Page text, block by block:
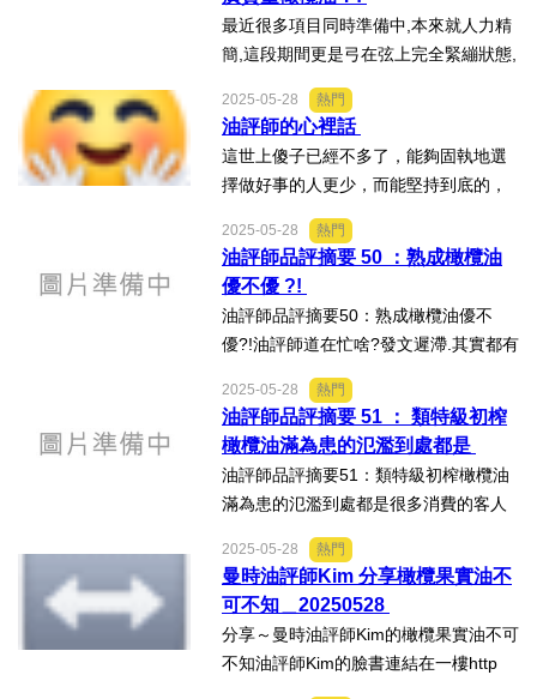
有什麼比看著我們...
最近很多項目同時準備中,本來就人力精
簡,這段期間更是弓在弦上完全緊繃狀態,
程上,對我們的表達認同與支持的人越來
越多,還有的是更多本身就是自己產業界
的巨人級大哥大...
2025-05-28 熱門
油評師的心裡話
這世上傻子已經不多了，能夠固執地選
擇做好事的人更少，而能堅持到底的，
極少數中的一員，是否值得一些掌聲
呢？Therearefewfoolsleftinthisworld,ev
enfe...
2025-05-28 熱門
油評師品評摘要 50 ：熟成橄欖油
優不優 ?!
油評師品評摘要50：熟成橄欖油優不
優?!油評師道在忙啥?發文遲滯.其實都有
不多都累積至少兩頁以上,但是沒能動筆.
最近展覽和見到過去百貨展售時的業者
在網站上開...
2025-05-28 熱門
油評師品評摘要 51 ： 類特級初榨
橄欖油滿為患的氾濫到處都是
油評師品評摘要51：類特級初榨橄欖油
滿為患的氾濫到處都是很多消費的客人
會買或是帶來各種油品,在去標無品牌識
別疑慮之後,會在講座上在體驗完辨識技
巧訓練後和其他學員...
2025-05-28 熱門
曼時油評師Kim 分享橄欖果實油不
可不知＿20250528
分享～曼時油評師Kim的橄欖果實油不可
不知油評師Kim的臉書連結在一樓http